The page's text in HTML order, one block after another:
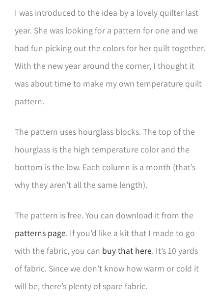
I was introduced to the idea by a lovely quilter last
year. She was looking for a pattern for one and we
had fun picking out the colors for her quilt together.
With the new year around the corner, I thought it
was about time to make my own temperature quilt
pattern.
The pattern uses hourglass blocks. The top of the
hourglass is the high temperature color and the
bottom is the low. Each column is a month (that’s
why they aren’t all the same length).
The pattern is free. You can download it from the
patterns page. If you’d like a kit that I made to go
with the fabric, you can buy that here. It’s 10 yards
of fabric. Since we don’t know how warm or cold it
will be, there’s plenty of spare fabric.